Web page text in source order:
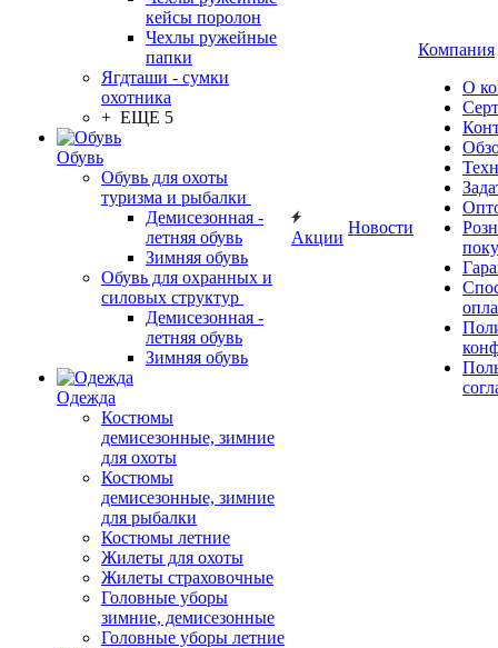
кейсы поролон
Чехлы ружейные
папки
Ягдташи - сумки
охотника
+ ЕЩЕ 5
Обувь
Обувь для охоты
туризма и рыбалки
Демисезонная -
летняя обувь
Зимняя обувь
Обувь для охранных и
силовых структур
Демисезонная -
летняя обувь
Зимняя обувь
Одежда
Костюмы
демисезонные, зимние
для охоты
Костюмы
демисезонные, зимние
для рыбалки
Костюмы летние
Жилеты для охоты
Жилеты страховочные
Головные уборы
зимние, демисезонные
Головные уборы летние
Акции
Новости
Компания
О